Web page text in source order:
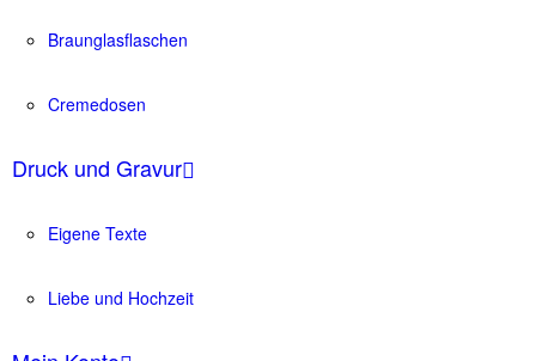
Braunglasflaschen
Cremedosen
Druck und Gravur
Eigene Texte
Liebe und Hochzeit